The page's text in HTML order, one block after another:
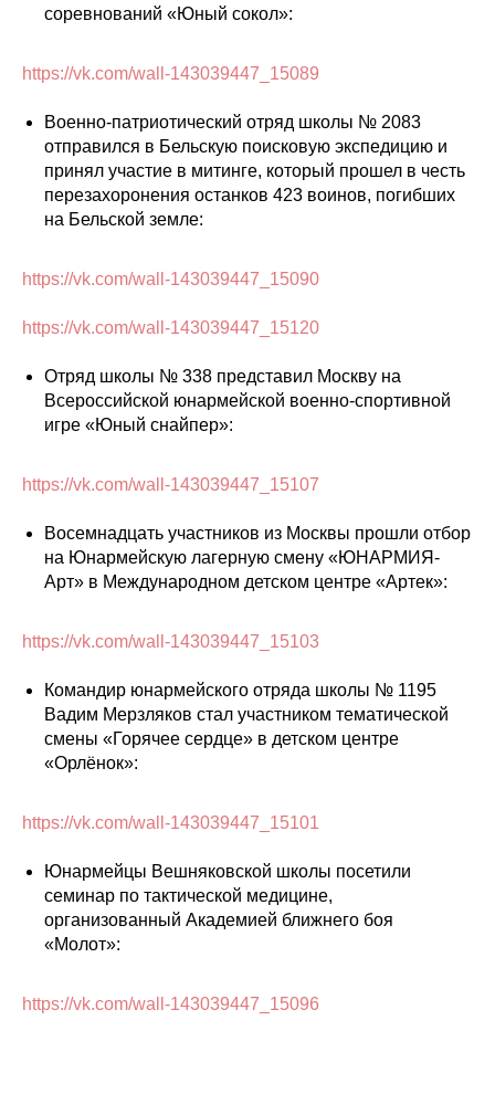
соревнований «Юный сокол»:
https://vk.com/wall-143039447_15089
Военно-патриотический отряд школы № 2083
отправился в Бельскую поисковую экспедицию и
принял участие в митинге, который прошел в честь
перезахоронения останков 423 воинов, погибших
на Бельской земле:
https://vk.com/wall-143039447_15090
https://vk.com/wall-143039447_15120
Отряд школы № 338 представил Москву на
Всероссийской юнармейской военно-спортивной
игре «Юный снайпер»:
https://vk.com/wall-143039447_15107
Восемнадцать участников из Москвы прошли отбор
на Юнармейскую лагерную смену «ЮНАРМИЯ-
Арт» в Международном детском центре «Артек»:
https://vk.com/wall-143039447_15103
Командир юнармейского отряда школы № 1195
Вадим Мерзляков стал участником тематической
смены «Горячее сердце» в детском центре
«Орлёнок»:
https://vk.com/wall-143039447_15101
Юнармейцы Вешняковской школы посетили
семинар по тактической медицине,
организованный Академией ближнего боя
«Молот»:
https://vk.com/wall-143039447_15096